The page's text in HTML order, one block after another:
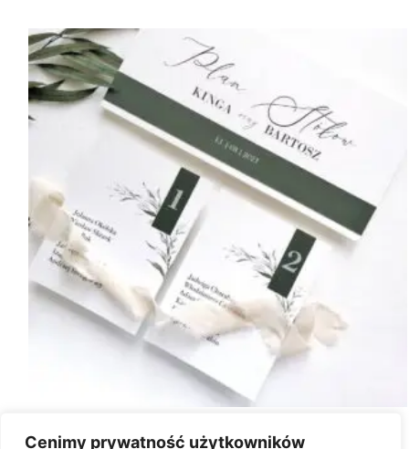
Cenimy prywatność użytkowników
Plan Stołów MODERN LEAVES